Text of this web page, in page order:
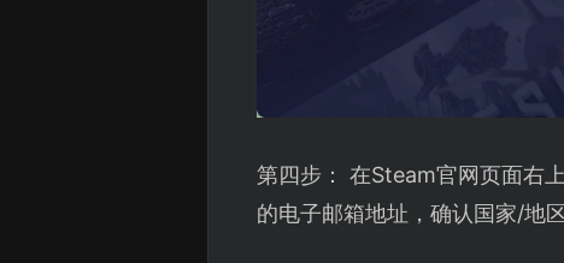
第四步： 在Steam官网页面右
的电子邮箱地址，确认国家/地